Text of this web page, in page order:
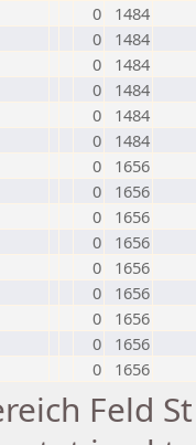
0
1484
0
1484
0
1484
0
1484
0
1484
0
1484
0
1656
0
1656
0
1656
0
1656
0
1656
0
1656
0
1656
0
1656
0 1656
Feld